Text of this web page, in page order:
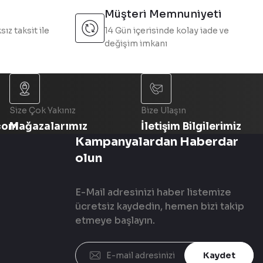
taksit ile
Müşteri Memnuniyeti
14 Gün içerisinde kolay iade ve
değişim imkanı
Size Çok Yakınız
Mağazalarımız
Bize Ulaşın
İletişim Bilgilerimiz
Kampanyalardan Haberdar
olun
E-Mail adresinizi haber listemize
ücretsiz kaydedin, hemen bizi takip
etmeye başlayın.
Kaydet